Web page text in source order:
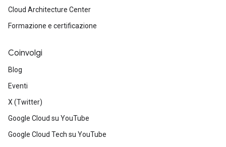
Cloud Architecture Center
Formazione e certificazione
Coinvolgi
Blog
Eventi
X (Twitter)
Google Cloud su YouTube
Google Cloud Tech su YouTube